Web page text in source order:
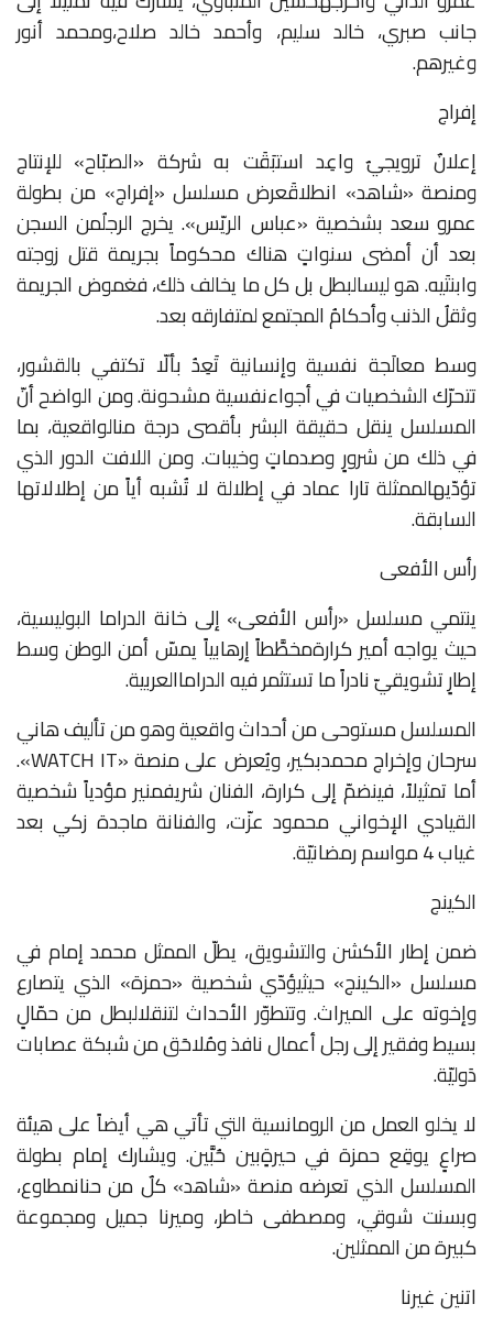
جانب صبري، خالد سليم، وأحمد خالد صلاح،ومحمد أنور
وغيرهم.
إفراج
إعلانٌ ترويجيٌ واعِد استبَقَت به شركة «الصبّاح» للإنتاج
ومنصة«شاهد» انطلاقَعرض مسلسل«إفراج» من بطولة
عمرو سعد بشخصية «عباس الريّس». يخرج الرجلُمن السجن
بعد أن أمضى سنواتٍ هناك محكوماً بجريمة قتل زوجته
وابنتَيه.هوليسالبطلبلكلما يخالفذلك،فغموضالجريمة
وثقلُالذنبوأحكامُالمجتمعلمتفارقهبعد.
وسط معالَجة نفسية وإنسانية تَعِدُ بألّا تكتفي بالقشور،
تتحرّكالشخصياتفيأجواءنفسيةمشحونة.ومنالواضحأنّ
المسلسل ينقل حقيقة البشر بأقصى درجة منالواقعية، بما
فيذلك منشرورٍ وصدماتٍوخيبات. ومن اللافت الدور الذي
تؤدّيهالممثلةتارا عماد في إطلالة لاتُشبه أياًمن إطلالاتها
السابقة.
رأس الأفعى
ينتمي مسلسل«رأس الأفعى» إلى خانة الدراما البوليسية،
حيث يواجهأمير كرارةمخطَّطاًإرهابياً يمسّأمنالوطنوسط
إطارٍتشويقيّنادراًماتستثمرفيهالدراماالعربية.
المسلسلمستوحىمنأحداثواقعيةوهومنتأليفهاني
سرحانوإخراجمحمدبكير،ويُعرض علىمنصة«WATCH IT».
أما تمثيلاً، فينضمّ إلىكرارة، الفنانشريفمنير مؤدياًشخصية
القيادي الإخواني محمود عزّت، والفنانة ماجدة زكي بعد
غياب مواسمرمضانيّة.
الكينج
ضمن إطار الأكشنوالتشويق، يطلّ الممثل محمد إمام في
مسلسل«الكينج» حيثيؤدّي شخصية «حمزة» الذي يتصارع
وإخوته على الميراث. وتتطوّر الأحداث لتنقلالبطل من حمّالٍ
بسيطوفقيرإلىرجلأعمالنافذومُلاحَقمنشبكةعصابات
دَوليّة.
لايخلوالعملمنالرومانسيةالتيتأتيهيأيضاً علىهيئة
صراعٍ يوقِع حمزة في حيرةٍبين حُبَّين.ويشارك إمام بطولة
المسلسل الذي تعرضهمنصة«شاهد»كلٌ منحنانمطاوع،
وبسنت شوقي، ومصطفى خاطر، وميرنا جميل ومجموعة
كبيرةمنالممثلين.
اتنين غيرنا